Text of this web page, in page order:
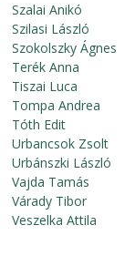
Szalai Anikó
Szilasi László
Szokolszky Ágnes
Terék Anna
Tiszai Luca
Tompa Andrea
Tóth Edit
Urbancsok Zsolt
Urbánszki László
Vajda Tamás
Várady Tibor
Veszelka Attila